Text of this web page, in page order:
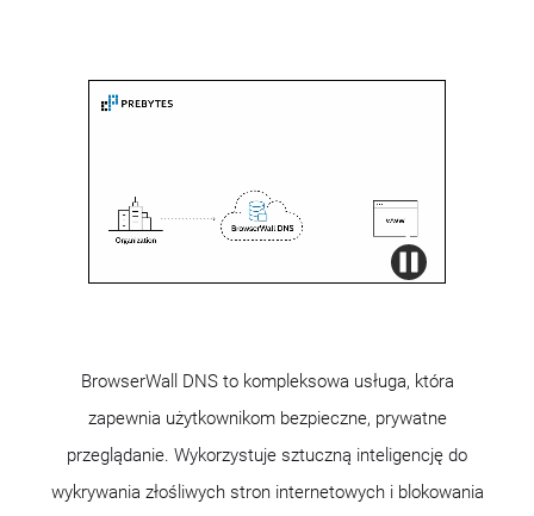
BrowserWall DNS to kompleksowa usługa, która
zapewnia użytkownikom bezpieczne, prywatne
przeglądanie. Wykorzystuje sztuczną inteligencję do
wykrywania złośliwych stron internetowych i blokowania